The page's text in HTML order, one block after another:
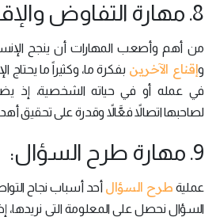
8. مهارة التفاوض والإقناع:
من أهم وأصعب المهارات أن ينجح
وإقناع الآخرين بفكرة ما، وكثيراً ما
في عمله أو في حياته الشخصية، إذ
لصاحبها اتصالاً فعَّالاً وقدرة على تحقيق
9. مهارة طرح السؤال:
عملية طرح السؤال أحد أسباب نجاح
السؤال نحصل على المعلومة التي نريدها،